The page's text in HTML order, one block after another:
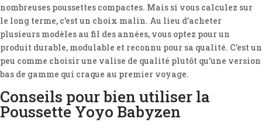
nombreuses poussettes compactes. Mais si vous calculez sur
le long terme, c’est un choix malin. Au lieu d’acheter
plusieurs modèles au fil des années, vous optez pour un
produit durable, modulable et reconnu pour sa qualité. C’est un
peu comme choisir une valise de qualité plutôt qu’une version
bas de gamme qui craque au premier voyage.
Conseils pour bien utiliser la
Poussette Yoyo Babyzen